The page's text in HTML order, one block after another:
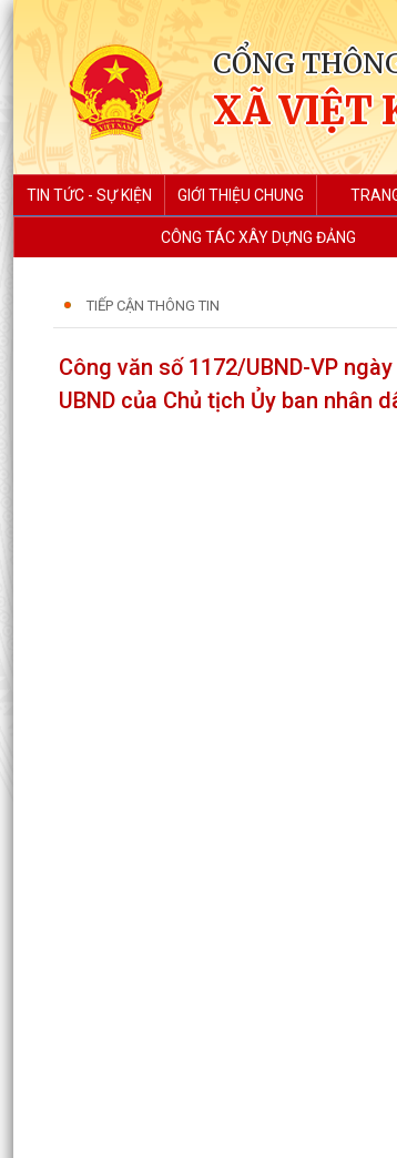
CỔNG
XÃ VIỆT
TIN TỨC - SỰ KIỆN GIỚI THIỆU CHUNG
CÔNG TÁC XÂY DỰNG ĐẢNG
TIẾP CẬN THÔNG TIN
Công văn số 1172/UBND-VP
UBND của Chủ tịch Ủy ban nhân